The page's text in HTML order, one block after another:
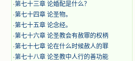
·第七十三章 论婚配是什么？
·第七十四章 论圣物。
·第七十五章 论念经。
·第七十六章 论圣教会有赦罪的权柄
·第七十七章 论在什么时候赦人的罪
·第七十八章 论圣教中人行的善功能